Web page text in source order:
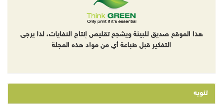
هذا الموقع صديق للبيئة ويشجع تقليص إنتاج النفايات، لذا يرجى
التفكير قبل طباعة أي من مواد هذه المجلة
تنويه